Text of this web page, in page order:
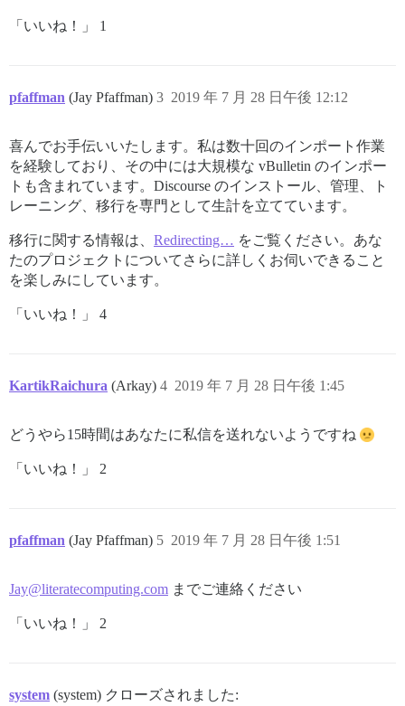
「いいね！」 1
pfaffman (Jay Pfaffman) 2019 年 7 月 28 日午後 12:12
3
喜んでお手伝いいたします。私は数十回のインポート作業
を経験しており、その中には大規模な vBulletin のインポー
トも含まれています。Discourse のインストール、管理、ト
レーニング、移行を専門として生計を立てています。
移行に関する情報は、 Redirecting… をご覧ください。あな
たのプロジェクトについてさらに詳しくお伺いできること
を楽しみにしています。
「いいね！」 4
KartikRaichura (Arkay) 2019 年 7 月 28 日午後 1:45
4
どうやら15時間はあなたに私信を送れないようですね
「いいね！」 2
pfaffman (Jay Pfaffman) 2019 年 7 月 28 日午後 1:51
5
Jay@literatecomputing.com までご連絡ください
「いいね！」 2
system (system) クローズされました: